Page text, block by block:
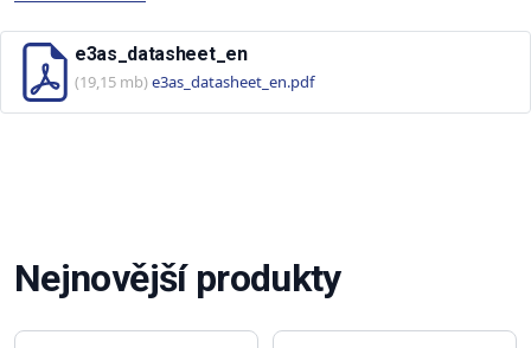
e3as_datasheet_en
(19,15 mb)e3as_datasheet_en.pdf
Nejnovější produkty